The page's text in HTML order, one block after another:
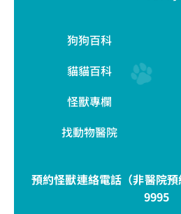
狗狗百科
貓貓百科
怪獸專欄
找動物醫院
預約怪獸連絡電話（非醫院預
9995